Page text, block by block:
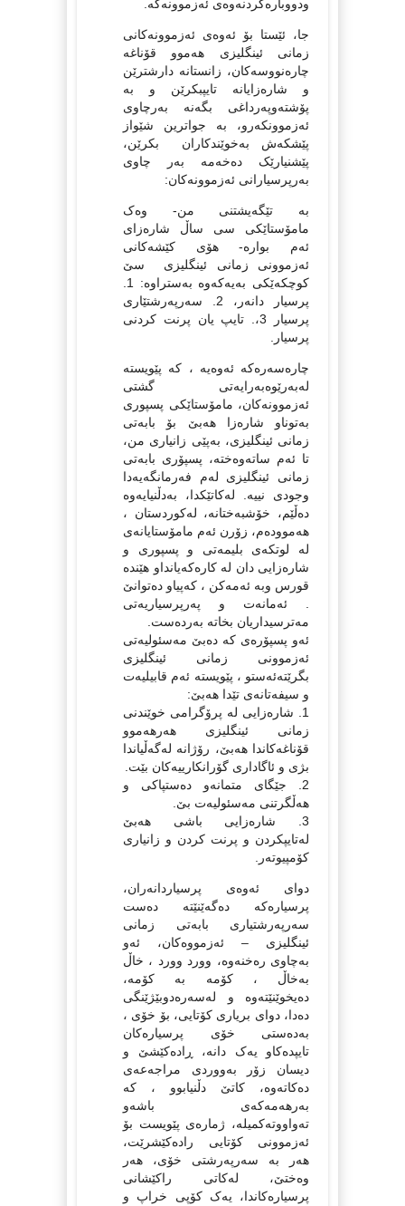
ودووباره‌کردنه‌وه‌ی ئه‌زموونه‌که‌.
جا، ئێستا بۆ ئه‌وه‌ی ئه‌زموونه‌کانی
زمانی ئینگلیزی هه‌موو قۆناغه‌
چاره‌نووسه‌کان، زانستانه‌ دارشترێن
و شاره‌زایانه‌ تایپبکرێن و به‌
پۆشته‌وپه‌رداغی بگه‌نه‌ به‌رچاوی
ئه‌زموونکه‌رو، به‌ جواترین شێواز
پێشکه‌ش به‌خوێندکاران بکرێن،
پێشنیارێک ده‌خه‌مه‌ به‌ر چاوی
به‌رپرسیارانی ئه‌زموونه‌کان:
به‌ تێگه‌یشتنی من- وه‌ک
مامۆستاێکی سی ساڵ شاره‌زای
ئه‌م بواره‌- هۆی کێشه‌کانی
ئه‌زموونی زمانی ئینگلیزی سێ
پرسیار دانه‌ر، 2. سه‌رپه‌رشتێاری
پرسیار 3،. تایپ یان پرنت کردنی
پرسیار.
چاره‌سه‌ره‌که‌ ئه‌وه‌یه‌ ، که‌ پێویسته‌
له‌به‌رێوه‌به‌رایه‌تی گشتی
ئه‌زموونه‌کان، مامۆستاێکی پسپوری
به‌توناو شاره‌زا هه‌بێ بۆ بابه‌تی
زمانی ئینگلیزی، به‌پێی زانیاری من،
تا ئه‌م ساته‌وه‌خته‌، پسپۆری بابه‌تی
زمانی ئینگلیزی له‌م فه‌رمانگه‌یه‌دا
وجودی نییه‌. له‌کاتێکدا، به‌دڵنیایه‌وه‌
ده‌ڵێم، خۆشبه‌ختانه‌، له‌کوردستان ،
هه‌مووده‌م، زۆرن ئه‌م مامۆستایانه‌ی
له‌ لوتکه‌ی بلیمه‌تی و پسپوری و
شاره‌زایی دان له‌ کاره‌که‌یانداو هێنده‌
قورس وبه‌ ئه‌مه‌کن ، که‌پیاو ده‌توانێ
. ئه‌مانه‌ت و په‌رپرسیاریه‌تی
مه‌ترسیداریان بخاته‌ به‌رده‌ست.
ئه‌و پسپۆره‌ی که‌ ده‌بێ مه‌سئولیه‌تی
ئه‌زموونی زمانی ئینگلیزی
بگرێته‌ئه‌ستو ، پێویسته‌ ئه‌م قابیلیه‌ت
و سیفه‌تانه‌ی تێدا هه‌بێ:
1. شاره‌زایی له‌ پرۆگرامی خوێندنی
زمانی ئینگلیزی هه‌رهه‌موو
قۆناغه‌کاندا هه‌بێ، رۆژانه‌ له‌گه‌ڵیاندا
بژی و ئاگاداری گۆرانکارییه‌کان بێت.
2. جێگای متمانه‌و ده‌ستپاکی و
هه‌ڵگرتنی مه‌سئولیه‌ت بێ.
3. شاره‌زایی باشی هه‌بێ
له‌تایپکردن و پرنت کردن و زانیاری
کۆمپیوته‌ر.
دوای ئه‌وه‌ی پرسیاردانه‌ران،
پرسیاره‌که‌ ده‌گه‌ێنێته‌ ده‌ست
سه‌رپه‌رشتیاری بابه‌تی زمانی
ئینگلیزی – ئه‌زمووه‌کان، ئه‌و
به‌چاوی ره‌خنه‌وه‌، وورد وورد ، خاڵ
به‌خاڵ ، کۆمه‌ به ‌کۆمه‌،
ده‌یخوێنێته‌وه و‌ له‌سه‌ره‌دوبێژێنگی
ده‌دا، دوای بریاری کۆتایی، بۆ خۆی ،
به‌ده‌ستی خۆی پرسیاره‌کان
تایپده‌کاو یه‌ک دانه‌، ڕاده‌کێشێ و
دیسان زۆر به‌ووردی مراجه‌عه‌ی
ده‌کاته‌وه‌، کاتێ دڵنیابوو ، که‌
به‌رهه‌مه‌که‌ی باشه‌و
ته‌واووته‌کمیله‌، ژماره‌ی پێویست بۆ
ئه‌زموونی کۆتایی راده‌کێشرێت،
هه‌ر به‌ سه‌رپه‌رشتی خۆی، هه‌ر
وه‌ختێ، له‌کاتی راکێشانی
پرسیاره‌کاندا، یه‌ک کۆپی خراپ و